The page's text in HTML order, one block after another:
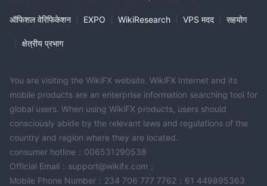
ऑफिशल वेरिफिकेशन EXPO WikiResearch VPS मदद सहयोग
क्षेत्रीय प्रभाग
You are visiting the WikiFX website. WikiFX Internet and its
mobile products are an enterprise information searching tool for
global users. When using WikiFX products, users should
consciously abide by the relevant laws and regulations of the
country and region where they are located.
consumer hotline：006531290538
Official Email：support@wikifx.com；
Mobile Phone Number：234 706 777 7762；61 449895363